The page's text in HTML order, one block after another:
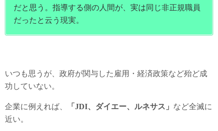
だと思う。指導する側の人間が、実は同じ非正規職員
だったと云う現実。
いつも思うが、政府が関与した雇用・経済政策など殆ど成
功していない。
企業に例えれば、 「JDI、ダイエー、ルネサス」 など全滅に
近い。